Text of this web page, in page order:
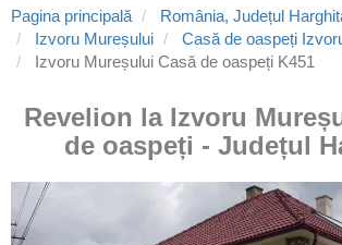
Pagina principală
România, Județul
Izvoru Mureșului
Casă de oaspeți
Izvoru Mureșului Casă de oaspeți K451
Revelion la Izvoru
de oaspeți - Județul